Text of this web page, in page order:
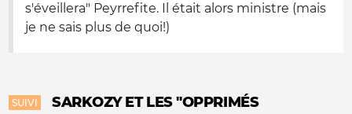
s'éveillera" Peyrrefite. Il était alors ministre (mais
je ne sais plus de quoi!)
SUIVI
SARKOZY ET LES "OPPRIMÉS